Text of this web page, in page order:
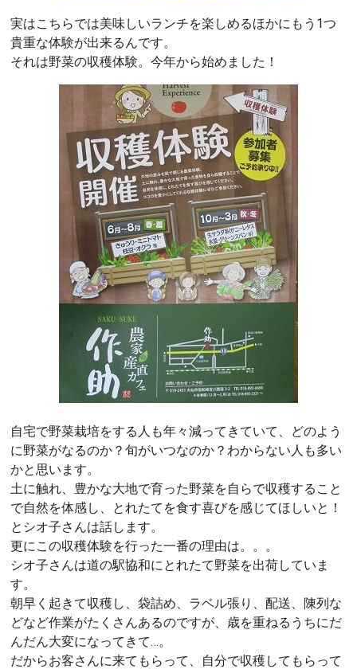
実はこちらでは美味しいランチを楽しめるほかにもう1つ
貴重な体験が出来るんです。
それは野菜の収穫体験。今年から始めました！
自宅で野菜栽培をする人も年々減ってきていて、どのよう
に野菜がなるのか？旬がいつなのか？わからない人も多い
かと思います。
土に触れ、豊かな大地で育った野菜を自らで収穫すること
で自然を体感し、とれたてを食す喜びを感じてほしいと！
とシオ子さんは話します。
更にこの収穫体験を行った一番の理由は。。。
シオ子さんは道の駅協和にとれたて野菜を出荷していま
す。
朝早く起きて収穫し、袋詰め、ラベル張り、配送、陳列な
どなど作業がたくさんあるのですが、歳を重ねるうちにだ
んだん大変になってきて…。
だからお客さんに来てもらって、自分で収穫してもらって